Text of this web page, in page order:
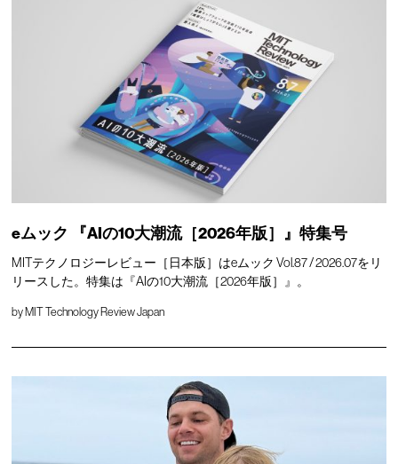
eムック 『AIの10大潮流［2026年版］』特集号
MITテクノロジーレビュー［日本版］はeムック Vol.87 / 2026.07をリ
リースした。特集は『AIの10大潮流［2026年版］』。
by MIT Technology Review Japan